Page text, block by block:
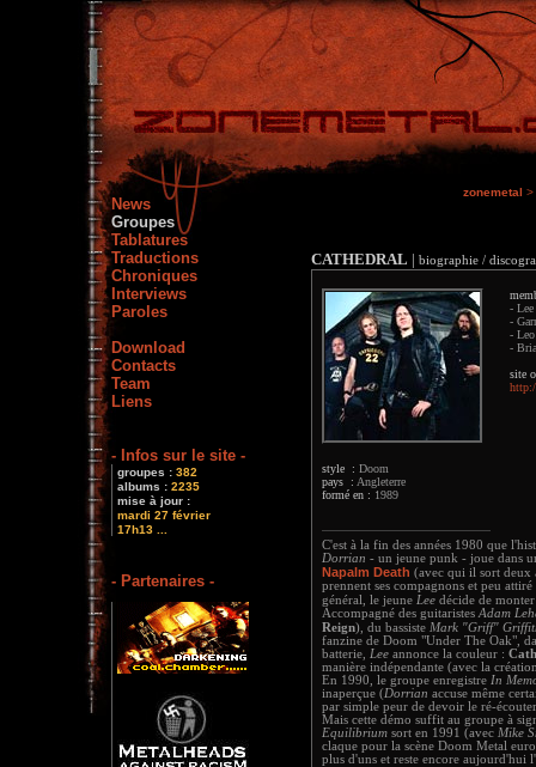
News
Groupes
Tablatures
Traductions
Chroniques
Interviews
Paroles
Download
Contacts
Team
Liens
- Infos sur le site -
groupes : 382
albums : 2235
mise à jour :
mardi 27 février
17h13 ...
- Partenaires -
zonemetal >
CATHEDRAL | biographie /
style : Doom
pays : Angleterre
formé en : 1989
-
-
- Leo
-
site
C'est à la fin des années 1980 que
Dorrian - un jeune punk - joue dans
Napalm Death (avec qui il sort deux
prennent ses compagnons et peu
général, le jeune Lee décide de
Accompagné des guitaristes Adam
Reign), du bassiste Mark "Griff"
fanzine de Doom "Under The Oak",
batterie, Lee annonce la couleur :
manière indépendante (avec la
En 1990, le groupe enregistre In
inaperçue (Dorrian accuse même
par simple peur de devoir le ré-
Mais cette démo suffit au groupe à
Equilibrium sort en 1991 (avec Mike
claque pour la scène Doom Metal
plus d'uns et reste encore aujourd'hui